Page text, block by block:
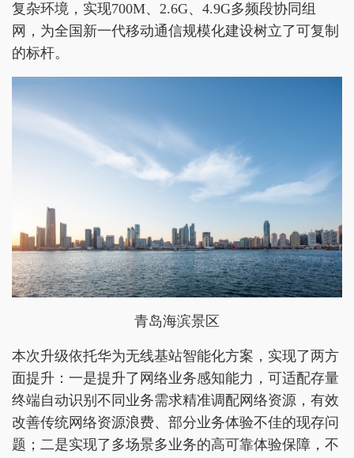
复杂环境，实现700M、2.6G、4.9G多频段协同组
网，为全国新一代移动通信规模化建设树立了可复制
的标杆。
青岛海滨景区
本次升级依托华为无线基站智能化方案，实现了两方
面提升：一是提升了网络业务感知能力，可适配存量
终端自动识别不同业务需求精准调配网络资源，有效
改善传统网络资源浪费、部分业务体验不佳的现存问
题；二是实现了多场景多业务的高可靠体验保障，不